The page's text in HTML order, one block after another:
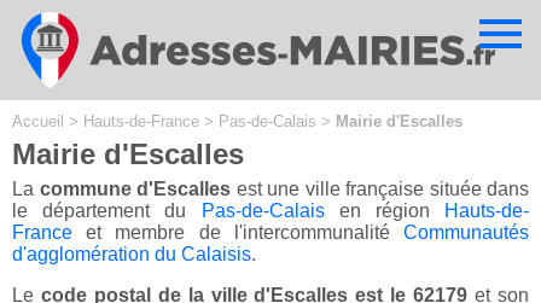
Accueil > Hauts-de-France > Pas-de-Calais > Mairie d'Escalles
Mairie d'Escalles
La commune d'Escalles est une ville française située dans
le département du
Pas-de-Calaisen région
Hauts-de-
France et membre de l'intercommunalité Communautés
d'agglomération du Calaisis.
Le code postal de la ville d'Escalles est le 62179 et son
Cookies management panel